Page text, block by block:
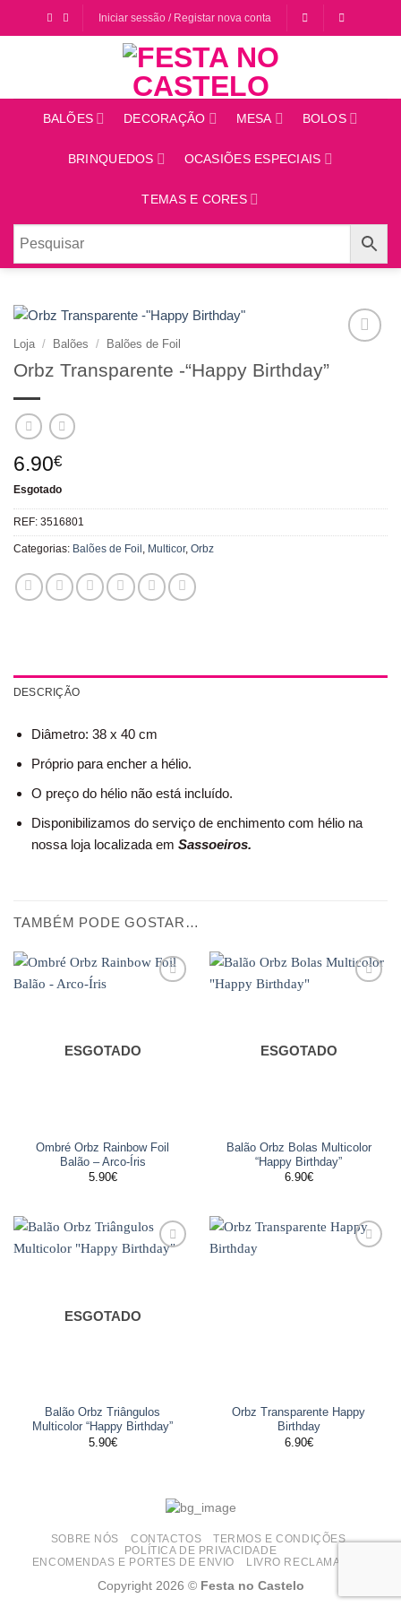
Iniciar sessão / Registar nova conta
BALÕES DECORAÇÃO MESA BOLOS
BRINQUEDOS OCASIÕES ESPECIAIS
TEMAS E CORES
Loja / Balões / Balões de Foil
Orbz Transparente -“Happy Birthday”
6.90€
Esgotado
REF: 3516801
Categorias: Balões de Foil Multicor, Orbz
DESCRIÇÃO
Diâmetro: 38 x 40 cm
Próprio para encher a hélio.
O preço do hélio não está incluído.
Disponibilizamos do serviço de enchimento com hélio na
nossa loja localizada em Sassoeiros.
TAMBÉM PODE GOSTAR…
ESGOTADO
Ombré Orbz Rainbow Foil
Balão – Arco-Íris
5.90€
ESGOTADO
Balão Orbz Bolas Multicolor
“Happy Birthday”
6.90€
ESGOTADO
Balão Orbz Triângulos
Multicolor “Happy Birthday”
5.90€
Orbz Transparente Happy
Birthday
6.90€
SOBRE NÓS CONTACTOS
TERMOS E CONDIÇÕES
POLÍTICA DE PRIVACIDADE
ENCOMENDAS E PORTES DE ENVIO
LIVRO RECLAMAÇÕES
Copyright 2026 © Festa no Castelo